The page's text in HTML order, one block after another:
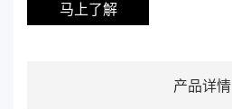
马上了解
产品详情